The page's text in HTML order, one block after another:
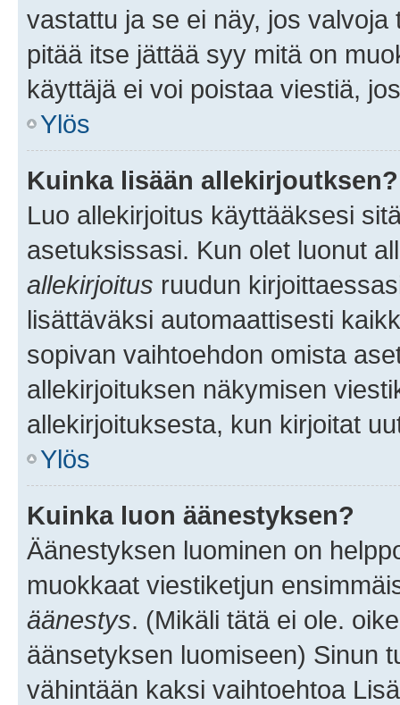
vastattu ja se ei näy, jos
pitää itse jättää syy mitä on
käyttäjä ei voi poistaa viestiä,
Ylös
Kuinka lisään allekirjoutksen?
Luo allekirjoitus käyttääksesi
asetuksissasi. Kun olet luonut
allekirjoitus ruudun
lisättäväksi automaattisesti
sopivan vaihtoehdon omista
allekirjoituksen näkymisen
allekirjoituksesta, kun kirjoitat
Ylös
Kuinka luon äänestyksen?
Äänestyksen luominen on
muokkaat viestiketjun
äänestys. (Mikäli tätä ei ole.
äänsetyksen luomiseen) Sinun
vähintään kaksi vaihtoehtoa